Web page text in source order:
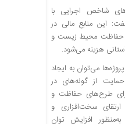
شاخص اجرایی با
این منابع مالی در
حفاظت محیط زیست و
هزینه می‌شود.
می‌توان به ایجاد
از گونه‌های در
طرح‌های حفاظت و
ارتقای سخت‌افزاری و
افزایش توان